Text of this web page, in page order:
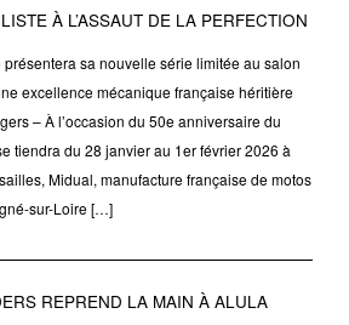
À L’ASSAUT DE LA PERFECTION
sa nouvelle série limitée au salon
excellence mécanique française héritière
– À l’occasion du 50e anniversaire du
tiendra du 28 janvier au 1er février 2026 à
Midual, manufacture française de motos
sur-Loire […]
REPREND LA MAIN À ALULA